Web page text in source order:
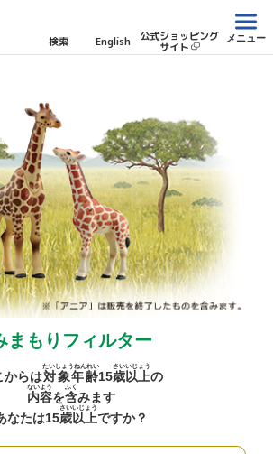
検索 English 公式ショッピング
サイト
メニュー
まもりフィルター
からは対象年齢
たいしょうねんれい
15歳
さい
以上
いじょう
の
内容
ないよう
を含
ふく
みます
なたは15歳
さい
以上
いじょう
ですか？